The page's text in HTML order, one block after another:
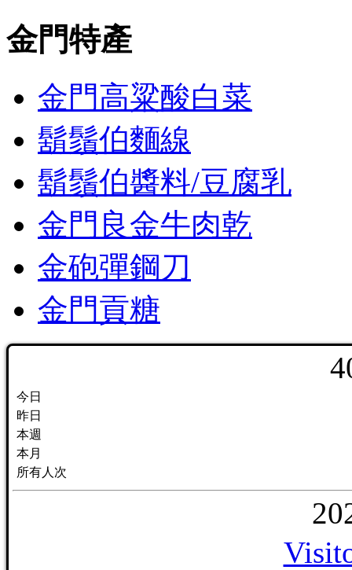
金門特產
金門高粱酸白菜
鬍鬚伯麵線
鬍鬚伯醬料/豆腐乳
金門良金牛肉乾
金砲彈鋼刀
金門貢糖
4
今日
昨日
本週
本月
所有人次